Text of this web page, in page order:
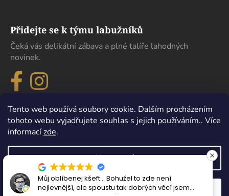
Tento web používá soubory cookie. Dalším procházením
tohoto webu vyjadřujete souhlas s jejich používáním.. Více
informacízde.
Nastavení
Odmítnout Souhlasím
Přidejte se k týmu labužníků
Čeká vás delikátní zábava a plné talíře lahodných
novinek.
Vytvořil Shoptet
Copyright 2026eDelikatesy. Všechna práva vyhrazena.
jsem
Maximální spokojenost, sehnal jsem zde
která se nikde jinde v Čechách sehnat